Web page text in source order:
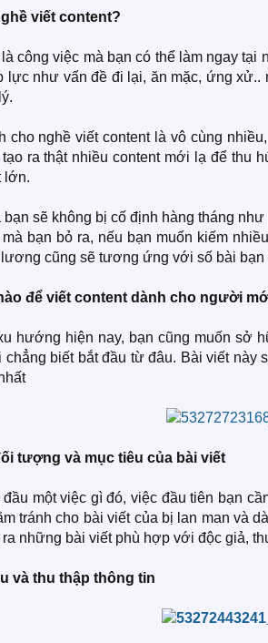
viết content?
công việc mà bạn có thể làm ngay
lực như vấn đề đi lại, ăn mặc, ứng xử..
cho nghề viết content là vô cùng
ra thật nhiều content mới lạ để thu
lớn.
bạn sẽ không bị cố định hàng tháng
bạn bỏ ra, nếu bạn muốn kiếm
lương cũng sẽ tương ứng với số bài
để viết content dành cho người
hướng hiện nay, bạn cũng muốn sở
chẳng biết bắt đầu từ đâu. Bài viết này
tượng và mục tiêu của bài viết
một việc gì đó, việc đầu tiên bạn
tránh cho bài viết của bị lan man và
những bài viết phù hợp với độc giả,
và thu thập thông tin